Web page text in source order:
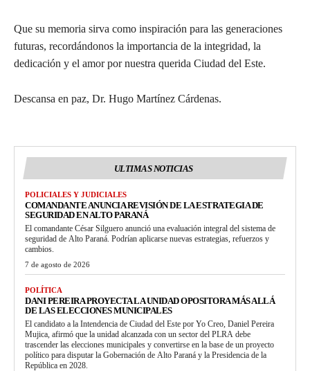
Que su memoria sirva como inspiración para las generaciones
futuras, recordándonos la importancia de la integridad, la
dedicación y el amor por nuestra querida Ciudad del Este.
Descansa en paz, Dr. Hugo Martínez Cárdenas.
ULTIMAS NOTICIAS
POLICIALES Y JUDICIALES
COMANDANTE ANUNCIA REVISIÓN DE LA ESTRATEGIA DE
SEGURIDAD EN ALTO PARANÁ
El comandante César Silguero anunció una evaluación integral del sistema de
seguridad de Alto Paraná. Podrían aplicarse nuevas estrategias, refuerzos y
cambios.
7 de agosto de 2026
POLÍTICA
DANI PEREIRA PROYECTA LA UNIDAD OPOSITORA MÁS ALLÁ
DE LAS ELECCIONES MUNICIPALES
El candidato a la Intendencia de Ciudad del Este por Yo Creo, Daniel Pereira
Mujica, afirmó que la unidad alcanzada con un sector del PLRA debe
trascender las elecciones municipales y convertirse en la base de un proyecto
político para disputar la Gobernación de Alto Paraná y la Presidencia de la
República en 2028.